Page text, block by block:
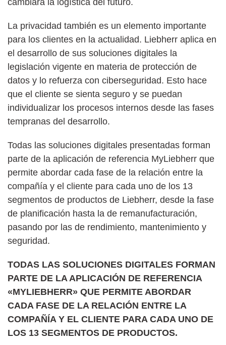
La privacidad también es un elemento importante
para los clientes en la actualidad. Liebherr aplica en
el desarrollo de sus soluciones digitales la
legislación vigente en materia de protección de
datos y lo refuerza con ciberseguridad. Esto hace
que el cliente se sienta seguro y se puedan
individualizar los procesos internos desde las fases
tempranas del desarrollo.
Todas las soluciones digitales presentadas forman
parte de la aplicación de referencia MyLiebherr que
permite abordar cada fase de la relación entre la
compañía y el cliente para cada uno de los 13
segmentos de productos de Liebherr, desde la fase
de planificación hasta la de remanufacturación,
pasando por las de rendimiento, mantenimiento y
seguridad.
TODAS LAS SOLUCIONES DIGITALES FORMAN
PARTE DE LA APLICACIÓN DE REFERENCIA
«MYLIEBHERR» QUE PERMITE ABORDAR
CADA FASE DE LA RELACIÓN ENTRE LA
COMPAÑÍA Y EL CLIENTE PARA CADA UNO DE
LOS 13 SEGMENTOS DE PRODUCTOS.